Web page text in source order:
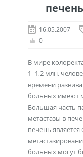
печень
16.05.2007
0
В мире
1–1,2 млн.
времени
больных имеют
Большая часть
метастазы в
печень
больных могут